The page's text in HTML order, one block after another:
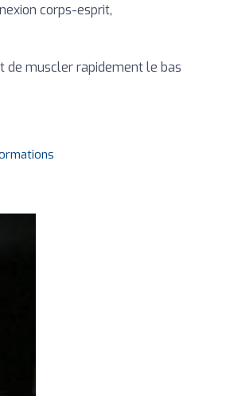
corps-esprit,
de muscler rapidement le bas